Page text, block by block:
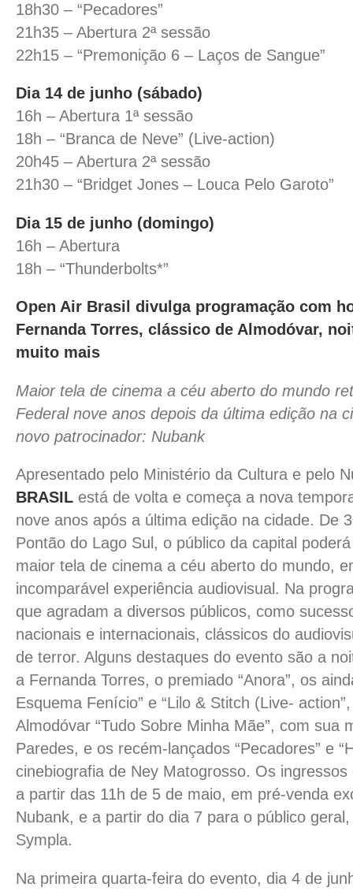
18h30 – “Pecadores”
21h35 – Abertura 2ª sessão
22h15 – “Premonição 6 – Laços de Sangue”
Dia 14 de junho (sábado)
16h – Abertura 1ª sessão
18h – “Branca de Neve” (Live-action)
20h45 – Abertura 2ª sessão
21h30 – “Bridget Jones – Louca Pelo Garoto”
Dia 15 de junho (domingo)
16h – Abertura
18h – “Thunderbolts*”
Open Air Brasil divulga programação com
Fernanda Torres, clássico de Almodóvar,
muito mais
Maior tela de cinema a céu aberto do mundo
Federal nove anos depois da última edição na
novo patrocinador: Nubank
Apresentado pelo Ministério da Cultura e pelo
BRASIL está de volta e começa a nova
nove anos após a última edição na cidade. De
Pontão do Lago Sul, o público da capital
maior tela de cinema a céu aberto do mundo,
incomparável experiência audiovisual. Na
que agradam a diversos públicos, como
nacionais e internacionais, clássicos do
de terror. Alguns destaques do evento são a
a Fernanda Torres, o premiado “Anora”, os
Esquema Fenício” e “Lilo & Stitch (Live-
Almodóvar “Tudo Sobre Minha Mãe”, com sua
Paredes, e os recém-lançados “Pecadores” e
cinebiografia de Ney Matogrosso. Os
a partir das 11h de 5 de maio, em pré-venda
Nubank, e a partir do dia 7 para o público
Sympla.
Na primeira quarta-feira do evento, dia 4 de